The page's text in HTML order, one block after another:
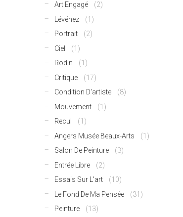
Art Engagé
(2)
Lévénez
(1)
Portrait
(2)
Ciel
(1)
Rodin
(1)
Critique
(17)
Condition D'artiste
(8)
Mouvement
(1)
Recul
(1)
Angers Musée Beaux-Arts
(1)
Salon De Peinture
(3)
Entrée Libre
(2)
Essais Sur L'art
(10)
Le Fond De Ma Pensée
(31)
Peinture
(13)